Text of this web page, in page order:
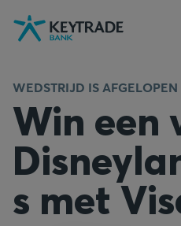
Naar
navigatie
Naar
aanmelden
Naar
inhoud
WEDSTRIJD IS AFGELOPEN
Win een
s met